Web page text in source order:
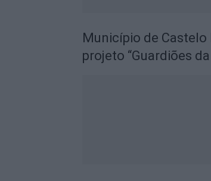
Município de
projeto “Guardiões